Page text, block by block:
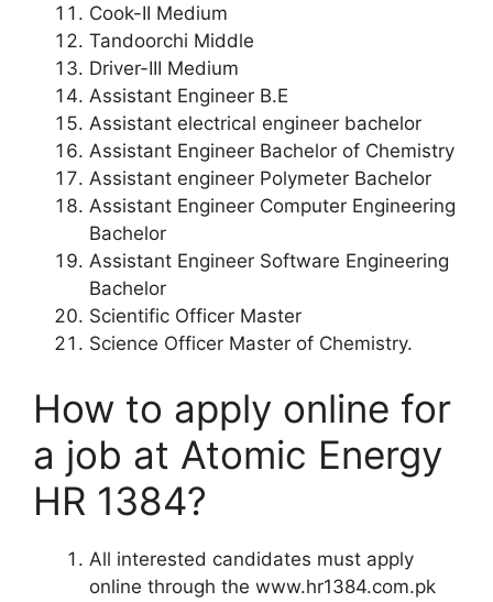
Cook-II Medium
Tandoorchi Middle
Driver-III Medium
Assistant Engineer B.E
Assistant electrical engineer bachelor
Assistant Engineer Bachelor of Chemistry
Assistant engineer Polymeter Bachelor
Assistant Engineer Computer Engineering
Bachelor
Assistant Engineer Software Engineering
Bachelor
Scientific Officer Master
Science Officer Master of Chemistry.
How to apply online for
a job at Atomic Energy
HR 1384?
All interested candidates must apply
online through the www.hr1384.com.pk